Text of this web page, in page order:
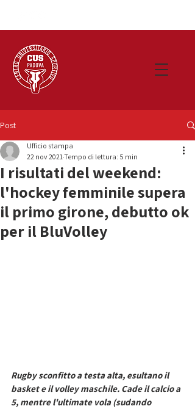
Post
I risultati del weekend:
l'hockey femminile supera
il primo girone, debutto ok
per il BluVolley
Ufficio stampa
22 nov 2021Tempo di lettura: 5 min
Rugby sconfitto a testa alta, esultano il
basket e il volley maschile. Cade il calcio a
5, mentre l'ultimate vola (sudando